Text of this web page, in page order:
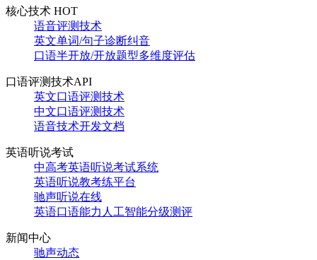
核心技术 HOT
语音评测技术
英文单词/句子诊断纠音
口语半开放/开放题型多维度评估
口语评测技术API
英文口语评测技术
中文口语评测技术
语音技术开发文档
英语听说考试
中高考英语听说考试系统
英语听说教考练平台
驰声听说在线
英语口语能力人工智能分级测评
新闻中心
驰声动态